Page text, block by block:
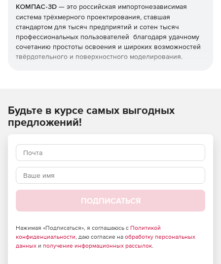
КОМПАС-3D — это российская импортонезависимая
система трёхмерного проектирования, ставшая
стандартом для тысяч предприятий и сотен тысяч
профессиональных пользователей благодаря удачному
сочетанию простоты освоения и широких возможностей
твёрдотельного и поверхностного моделирования.
нефтегазовое, химическое и т.д.), приборостроение,
авиастроение, судостроение, станкостроение,
гражданское строительство, товары народного
потребления и т.д.
Будьте в курсе самых выгодных
предложений!
ПОДПИСАТЬСЯ
Нажимая «Подписаться», я соглашаюсь с Политикой
конфиденциальности, даю согласие на обработку персональных
данных и получение информационных рассылок.